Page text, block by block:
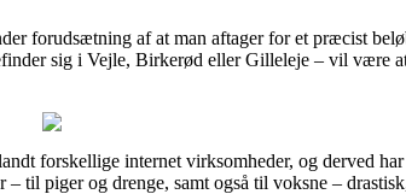
forudsætning af at man aftager for et præcist
sig i Vejle, Birkerød eller Gilleleje – vil være
forskellige internet virksomheder, og derved
til piger og drenge, samt også til voksne –